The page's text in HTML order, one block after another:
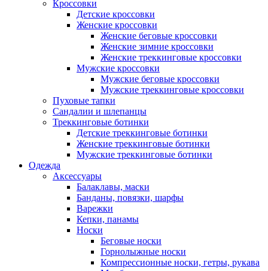
Кроссовки
Детские кроссовки
Женские кроссовки
Женские беговые кроссовки
Женские зимние кроссовки
Женские треккинговые кроссовки
Мужские кроссовки
Мужские беговые кроссовки
Мужские треккинговые кроссовки
Пуховые тапки
Сандалии и шлепанцы
Треккинговые ботинки
Детские треккинговые ботинки
Женские треккинговые ботинки
Мужские треккинговые ботинки
Одежда
Аксессуары
Балаклавы, маски
Банданы, повязки, шарфы
Варежки
Кепки, панамы
Носки
Беговые носки
Горнолыжные носки
Компрессионные носки, гетры, рукава